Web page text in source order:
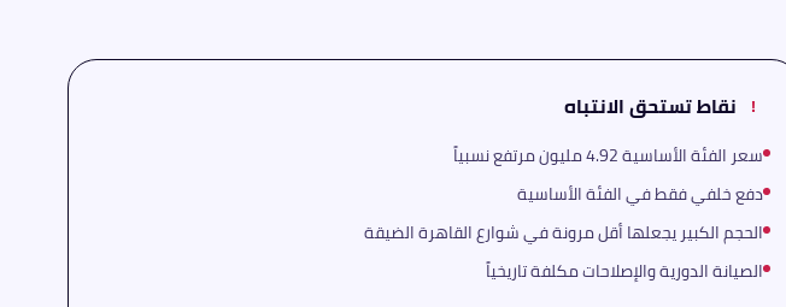
! نقاط تستحق الانتباه
سعر الفئة الأساسية 4.92 مليون مرتفع نسبياً
دفع خلفي فقط في الفئة الأساسية
الحجم الكبير يجعلها أقل مرونة في شوارع القاهرة الضيقة
الصيانة الدورية والإصلاحات مكلفة تاريخياً